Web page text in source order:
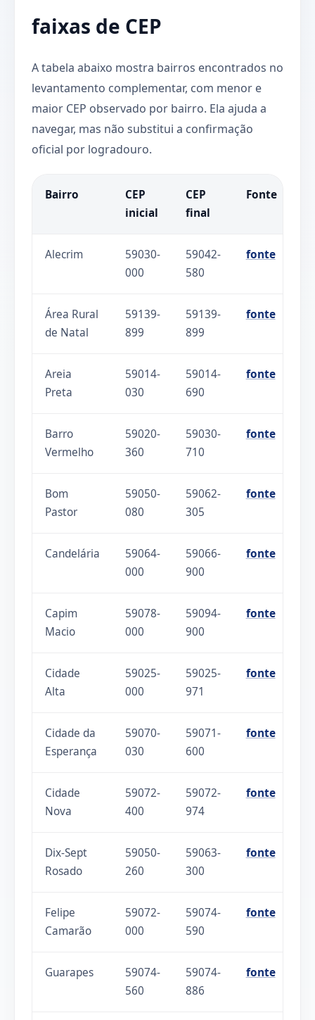
faixas de CEP
A tabela abaixo mostra bairros encontrados no
levantamento complementar, com menor e
maior CEP observado por bairro. Ela ajuda a
navegar, mas não substitui a confirmação
oficial por logradouro.
Bairro
CEP
inicial
CEP
final
Fonte
Alecrim
59030-
000
59042-
580
fonte
Área Rural
de Natal
59139-
899
59139-
899
fonte
Areia
Preta
59014-
030
59014-
690
fonte
Barro
Vermelho
59020-
360
59030-
710
fonte
Bom
Pastor
59050-
080
59062-
305
fonte
Candelária
59064-
000
59066-
900
fonte
Capim
Macio
59078-
000
59094-
900
fonte
Cidade
Alta
59025-
000
59025-
971
fonte
Cidade da
Esperança
59070-
030
59071-
600
fonte
Cidade
Nova
59072-
400
59072-
974
fonte
Dix-Sept
Rosado
59050-
260
59063-
300
fonte
Felipe
Camarão
59072-
000
59074-
590
fonte
Guarapes
59074-
560
59074-
886
fonte